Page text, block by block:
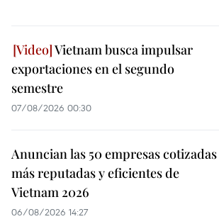
Vietnam busca impulsar
exportaciones en el segundo
semestre
07/08/2026 00:30
Anuncian las 50 empresas cotizadas
más reputadas y eficientes de
Vietnam 2026
06/08/2026 14:27